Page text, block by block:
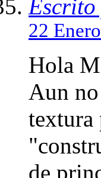
22
Hola
Aun
textura
de